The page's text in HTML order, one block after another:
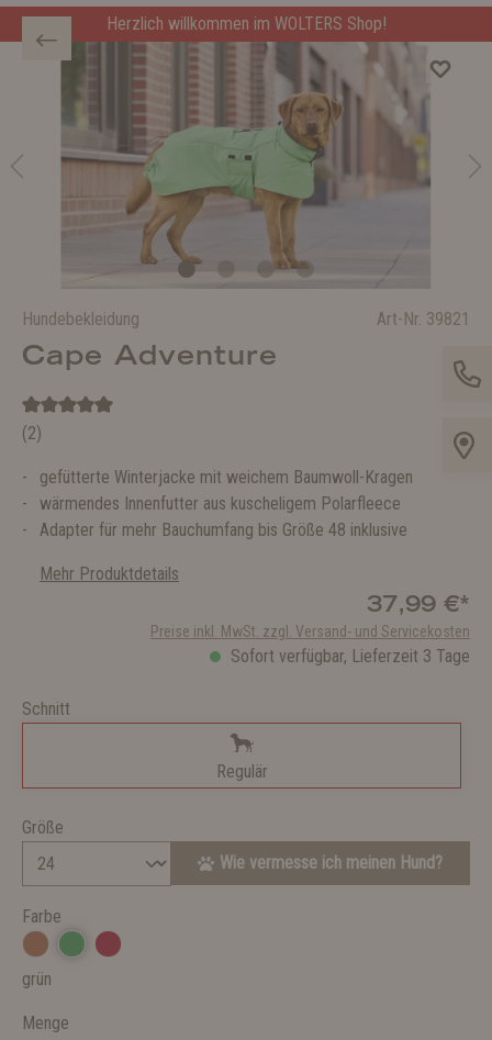
Herzlich willkommen im WOLTERS Shop!
Hundebekleidung Art-Nr. 39821
Cape Adventure
(2)
gefütterte Winterjacke mit weichem Baumwoll-Kragen
wärmendes Innenfutter aus kuscheligem Polarfleece
Adapter für mehr Bauchumfang bis Größe 48 inklusive
Mehr Produktdetails
37,99 €*
Preise inkl. MwSt. zzgl. Versand- und Servicekosten
Sofort verfügbar, Lieferzeit 3 Tage
Schnitt
Regulär
Größe
Wie vermesse ich meinen Hund?
Farbe
grün
Menge